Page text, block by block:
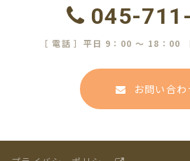
045-
［ 電話 ］平日 9：00 ～ 18：00
お問い合わ